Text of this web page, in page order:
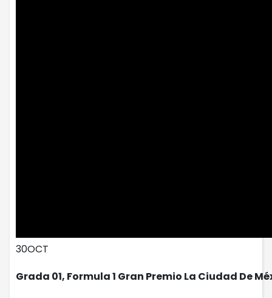
30OCT
Grada 01, Formula 1 Gran Premio La Ciudad De